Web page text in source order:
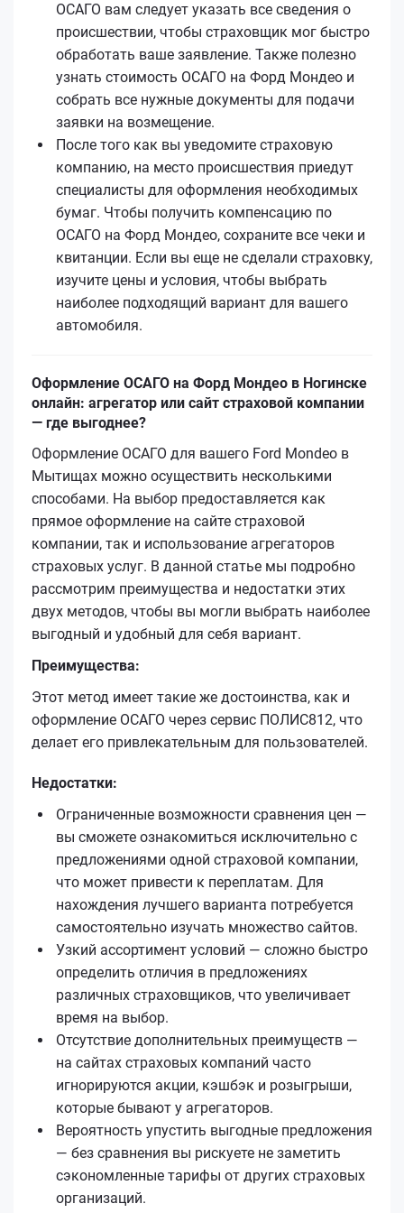
ОСАГО вам следует указать все сведения о
происшествии, чтобы страховщик мог быстро
обработать ваше заявление. Также полезно
узнать стоимость ОСАГО на Форд Мондео и
собрать все нужные документы для подачи
заявки на возмещение.
После того как вы уведомите страховую
компанию, на место происшествия приедут
специалисты для оформления необходимых
бумаг. Чтобы получить компенсацию по
ОСАГО на Форд Мондео, сохраните все чеки и
квитанции. Если вы еще не сделали страховку,
изучите цены и условия, чтобы выбрать
наиболее подходящий вариант для вашего
автомобиля.
Оформление ОСАГО на Форд Мондео в Ногинске
онлайн: агрегатор или сайт страховой компании
— где выгоднее?
Оформление ОСАГО для вашего Ford Mondeo в
Мытищах можно осуществить несколькими
способами. На выбор предоставляется как
прямое оформление на сайте страховой
компании, так и использование агрегаторов
страховых услуг. В данной статье мы подробно
рассмотрим преимущества и недостатки этих
двух методов, чтобы вы могли выбрать наиболее
выгодный и удобный для себя вариант.
Преимущества:
Этот метод имеет такие же достоинства, как и
оформление ОСАГО через сервис ПОЛИС812, что
делает его привлекательным для пользователей.
Недостатки:
Ограниченные возможности сравнения цен —
вы сможете ознакомиться исключительно с
предложениями одной страховой компании,
что может привести к переплатам. Для
нахождения лучшего варианта потребуется
самостоятельно изучать множество сайтов.
Узкий ассортимент условий — сложно быстро
определить отличия в предложениях
различных страховщиков, что увеличивает
время на выбор.
Отсутствие дополнительных преимуществ —
на сайтах страховых компаний часто
игнорируются акции, кэшбэк и розыгрыши,
которые бывают у агрегаторов.
Вероятность упустить выгодные предложения
— без сравнения вы рискуете не заметить
сэкономленные тарифы от других страховых
организаций.